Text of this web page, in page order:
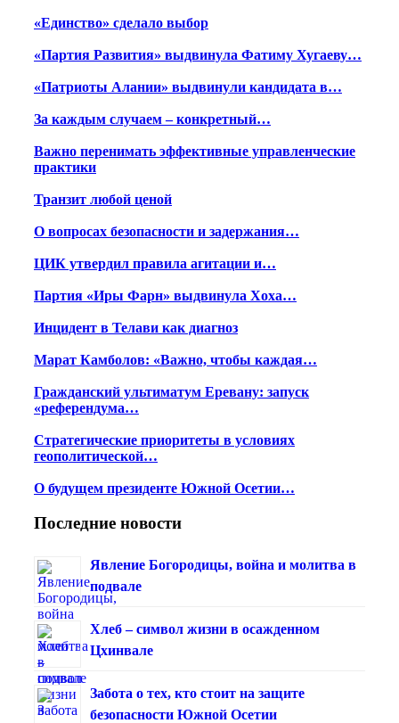
«Единство» сделало выбор
«Партия Развития» выдвинула Фатиму Хугаеву…
«Патриоты Алании» выдвинули кандидата в…
За каждым случаем – конкретный…
Важно перенимать эффективные управленческие
практики
Транзит любой ценой
О вопросах безопасности и задержания…
ЦИК утвердил правила агитации и…
Партия «Иры Фарн» выдвинула Хоха…
Инцидент в Телави как диагноз
Марат Камболов: «Важно, чтобы каждая…
Гражданский ультиматум Еревану: запуск
«референдума…
Стратегические приоритеты в условиях
геополитической…
О будущем президенте Южной Осетии…
Последние новости
Явление Богородицы, война и молитва в
подвале
Хлеб – символ жизни в осажденном
Цхинвале
Забота о тех, кто стоит на защите
безопасности Южной Осетии